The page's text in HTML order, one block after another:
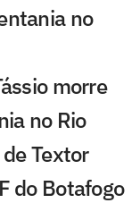
no
morre
no Rio
Textor
do Botafogo